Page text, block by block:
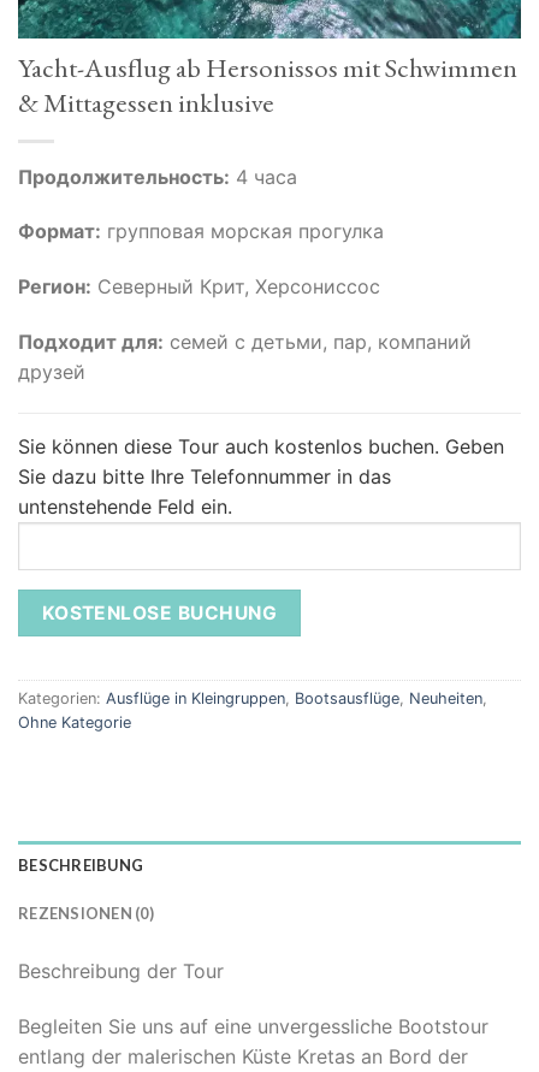
Yacht-Ausflug ab Hersonissos mit Schwimmen
& Mittagessen inklusive
Продолжительность: 4 часа
Формат: групповая морская прогулка
Регион: Северный Крит, Херсониссос
Подходит для: семей с детьми, пар, компаний
друзей
Sie können diese Tour auch kostenlos buchen. Geben
Sie dazu bitte Ihre Telefonnummer in das
untenstehende Feld ein.
Kategorien: Ausflüge in Kleingruppen, Bootsausflüge, Neuheiten,
Ohne Kategorie
BESCHREIBUNG
REZENSIONEN (0)
Beschreibung der Tour
Begleiten Sie uns auf eine unvergessliche Bootstour
entlang der malerischen Küste Kretas an Bord der